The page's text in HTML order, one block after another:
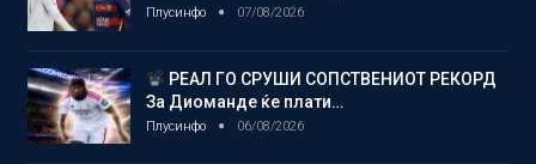
Плусинфо 07/08/2026
РЕАЛ ГО СРУШИ СОПСТВЕНИОТ РЕКОРД
За Диоманде ќе плати…
Плусинфо 06/08/2026